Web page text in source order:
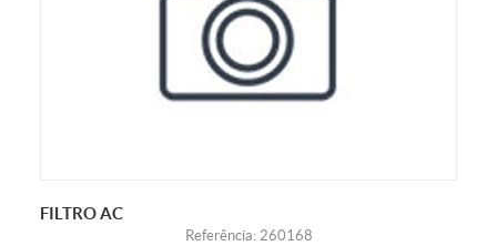
FILTRO AC
Referência: 260168